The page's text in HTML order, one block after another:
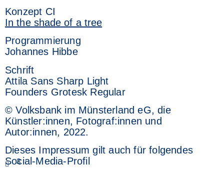
Konzept CI
In the shade of a tree
Programmierung
Johannes Hibbe
Schrift
Attila Sans Sharp Light
Founders Grotesk Regular
© Volksbank im Münsterland eG, die
Künstler:innen, Fotograf:innen und
Autor:innen, 2022.
Dieses Impressum gilt auch für folgendes
Social-Media-Profil
3